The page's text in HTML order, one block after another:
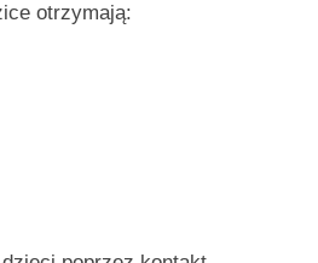
otrzymają: